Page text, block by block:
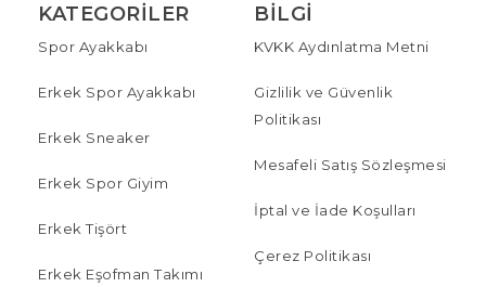
KATEGORILER
Spor Ayakkabı
Erkek Spor Ayakkabı
Erkek Sneaker
Erkek Spor Giyim
Erkek Tişört
Erkek Eşofman Takımı
BILGI
KVKK Aydınlatma Metni
Gizlilik ve Güvenlik
Politikası
Mesafeli Satış Sözleşmesi
İptal ve İade Koşulları
Çerez Politikası